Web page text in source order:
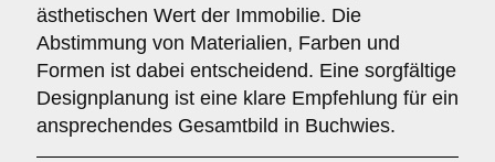
ästhetischen Wert der Immobilie. Die
Abstimmung von Materialien, Farben und
Formen ist dabei entscheidend. Eine sorgfältige
Designplanung ist eine klare Empfehlung für ein
ansprechendes Gesamtbild in Buchwies.